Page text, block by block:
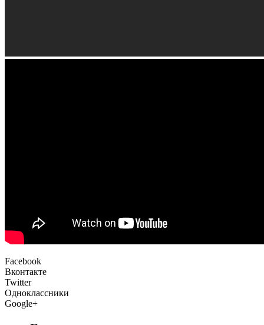
Facebook
Вконтакте
Twitter
Одноклассники
Google+